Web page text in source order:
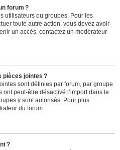
forum ?
utilisateurs ou groupes. Pour les
toute autre action, vous devez avoir
un accès, contactez un modérateur
pièces jointes ?
sont définies par forum, par groupe
peut-être désactivé l’import dans le
y sont autorisés. Pour plus
du forum.
?